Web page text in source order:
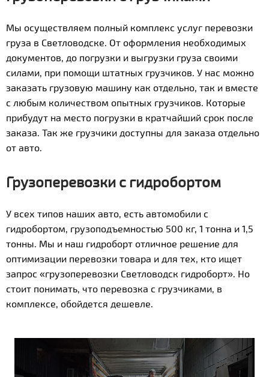
Мы осуществляем полный комплекс услуг перевозки
груза в Светловодске. От оформления необходимых
документов, до погрузки и выгрузки груза своими
силами, при помощи штатных грузчиков. У нас можно
заказать грузовую машину как отдельно, так и вместе
с любым количеством опытных грузчиков. Которые
прибудут на место погрузки в кратчайший срок после
заказа. Так же грузчики доступны для заказа отдельно
от авто.
Грузоперевозки с гидробортом
У всех типов наших авто, есть автомобили с
гидробортом, грузоподъемностью 500 кг, 1 тонна и 1,5
тонны. Мы и наш гидроборт отличное решение для
оптимизации перевозки товара и для тех, кто ищет
запрос «грузоперевозки Светловодск гидроборт». Но
стоит понимать, что перевозка с грузчиками, в
комплексе, обойдется дешевле.